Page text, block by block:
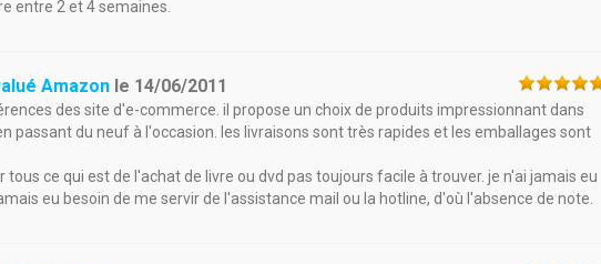
entre 2 et 4 semaines.
Amazon le 14/06/2011
des site d'e-commerce. il propose un choix de produits impressionnant dans
passant du neuf à l'occasion. les livraisons sont très rapides et les emballages sont
tous ce qui est de l'achat de livre ou dvd pas toujours facile à trouver. je n'ai jamais eu
eu besoin de me servir de l'assistance mail ou la hotline, d'où l'absence de note.